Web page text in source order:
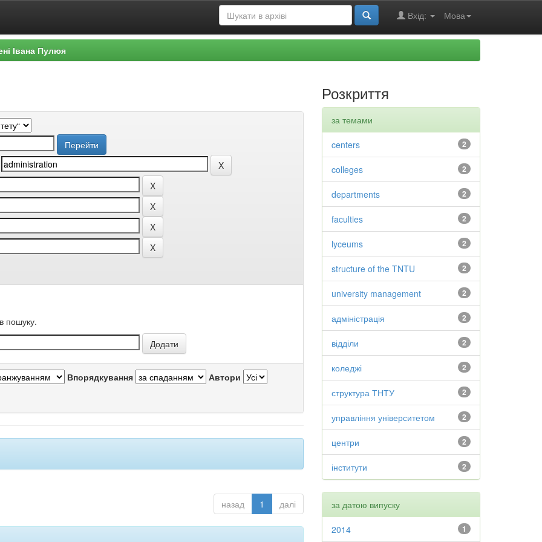
Мова
Вхід:
Івана Пулюя
пошуку.
Впорядкування Автори
назад 1 далі
Розкриття
за темами
2
centers
2
colleges
2
departments
2
faculties
2
lyceums
2
structure of the TNTU
2
university management
2
адміністрація
2
відділи
2
коледжі
2
структура ТНТУ
2
управління університетом
2
центри
2
інститути
за датою випуску
1
2014